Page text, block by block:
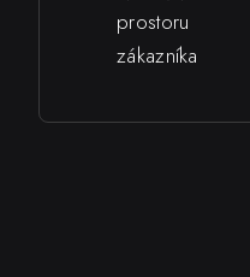
prostoru
zákazníka